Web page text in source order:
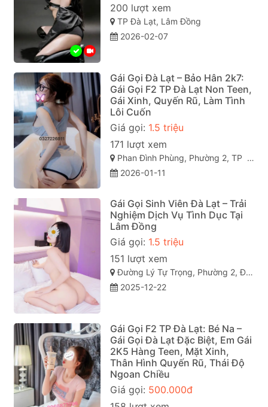
200 lượt xem
TP Đà Lạt, Lâm Đồng
2026-02-07
Gái Gọi Đà Lạt – Bảo Hân 2k7:
Gái Gọi F2 TP Đà Lạt Non Teen,
Gái Xinh, Quyến Rũ, Làm Tình
Lôi Cuốn
Giá gọi: 1.5 triệu
171 lượt xem
Phan Đình Phùng, Phường 2, TP Đà Lạt (gái gọi đà lạt). Lâm Đồng
2026-01-11
Gái Gọi Sinh Viên Đà Lạt – Trải
Nghiệm Dịch Vụ Tình Dục Tại
Lâm Đồng
Giá gọi: 1.5 triệu
151 lượt xem
Đường Lý Tự Trọng, Phường 2, Đà Lạt, Lâm Đồng
2025-12-22
Gái Gọi F2 TP Đà Lạt: Bé Na –
Gái Gọi Đà Lạt Đặc Biệt, Em Gái
2K5 Hàng Teen, Mặt Xinh,
Thân Hình Quyến Rũ, Thái Độ
Ngoan Chiều
Giá gọi: 500.000đ